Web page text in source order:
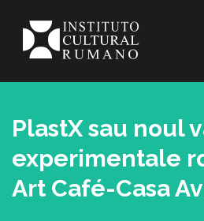
PlastX sau noul
experimentale
Art Café-Casa